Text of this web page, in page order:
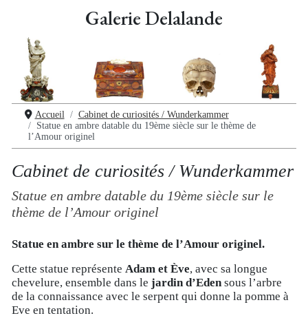
Galerie Delalande
Accueil
Cabinet de curiosités / Wunderkammer
Statue en ambre datable du 19ème siècle sur le thème de
l’Amour originel
Cabinet de curiosités / Wunderkammer
Statue en ambre datable du 19ème siècle sur le
thème de l’Amour originel
Statue en ambre sur le thème de l’Amour originel.
Cette statue représenteAdam et Ève, avec sa longue
chevelure, ensemble dans lejardin d’Edensous l’arbre
de la connaissance avec le serpent qui donne la pomme à
Eve en tentation.